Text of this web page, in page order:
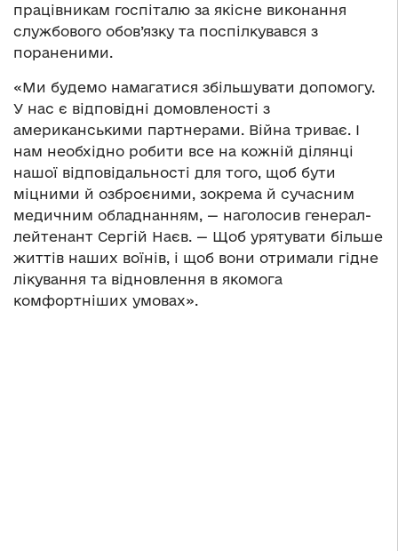
працівникам госпіталю за якісне виконання
службового обов’язку та поспілкувався з
пораненими.
«Ми будемо намагатися збільшувати допомогу.
У нас є відповідні домовленості з
американськими партнерами. Війна триває. І
нам необхідно робити все на кожній ділянці
нашої відповідальності для того, щоб бути
міцними й озброєними, зокрема й сучасним
медичним обладнанням, — наголосив генерал-
лейтенант Сергій Наєв. — Щоб урятувати більше
життів наших воїнів, і щоб вони отримали гідне
лікування та відновлення в якомога
комфортніших умовах».